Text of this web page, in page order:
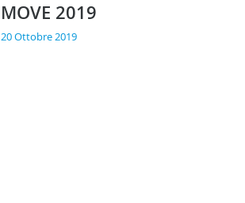
MOVE 2019
20 Ottobre 2019